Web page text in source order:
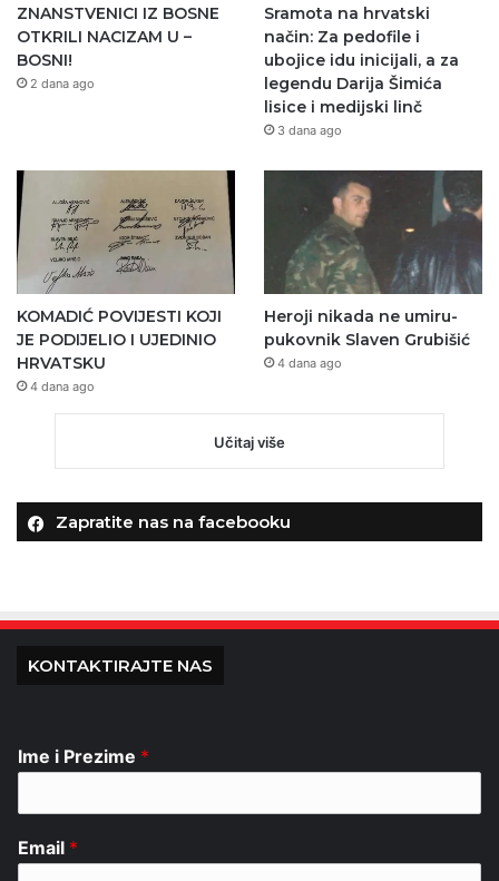
ZNANSTVENICI IZ BOSNE
OTKRILI NACIZAM U –
BOSNI!
2 dana ago
Sramota na hrvatski
način: Za pedofile i
ubojice idu inicijali, a za
legendu Darija Šimića
lisice i medijski linč
3 dana ago
KOMADIĆ POVIJESTI KOJI
JE PODIJELIO I UJEDINIO
HRVATSKU
4 dana ago
Heroji nikada ne umiru-
pukovnik Slaven Grubišić
4 dana ago
Učitaj više
Zapratite nas na facebooku
KONTAKTIRAJTE NAS
Ime i Prezime *
Email *